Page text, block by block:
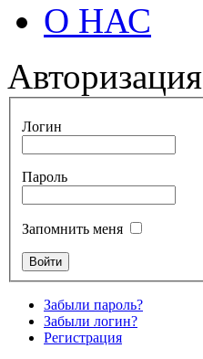
О НАС
Авторизация
Логин
Пароль
Запомнить меня
Забыли пароль?
Забыли логин?
Регистрация